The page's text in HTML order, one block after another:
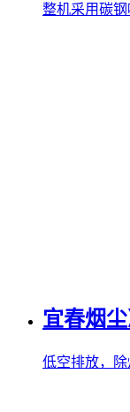
整机采用碳
宜春烟
低空排放，